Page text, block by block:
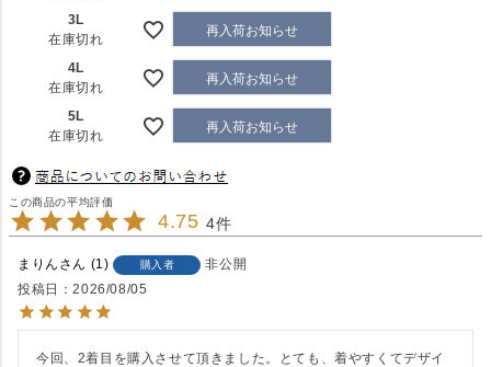
3L
在庫切れ
再入荷お知らせ
4L
在庫切れ
再入荷お知らせ
5L
在庫切れ
再入荷お知らせ
4.75 4
まりん 1 購入者
非公開
投稿日
2026/08/05
今回、2着目を購入させて頂きました。とても、着やすくてデザイ